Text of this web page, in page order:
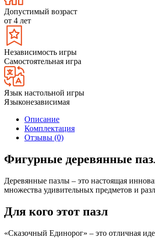
Допустимый возраст
от 4 лет
Независимость игры
Самостоятельная игра
Язык настольной игры
Языконезависимая
Описание
Комплектация
Отзывы (0)
Фигурные деревянные
Деревянные пазлы – это настоящая
множества удивительных предметов и
Для кого этот пазл
«Сказочный Единорог» – это отличная